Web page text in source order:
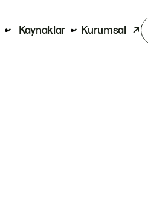
Kaynaklar Kurumsal